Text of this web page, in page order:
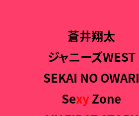
蒼井翔太
ジャニーズWEST
SEKAI NO OWARI
SexyZone